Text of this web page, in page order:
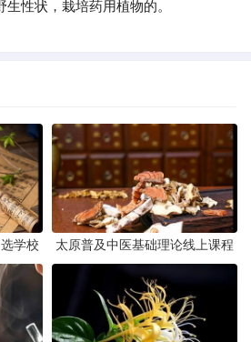
性状，栽培药用植物的。
学校 太原普及中医基础理论线上课程